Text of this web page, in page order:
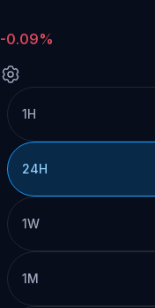
-0.09%
1H
24H
1W
1M